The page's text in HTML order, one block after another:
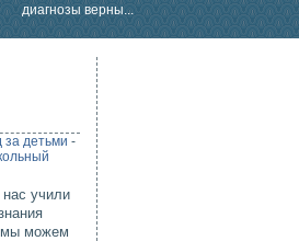
диагнозы верны...
за детьми -
учили
мы можем